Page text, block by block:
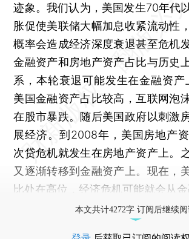
迹象。我们认为，美国发生70年代
胀促使美联储大幅加息收紧流动性
概率会造成经济深度衰退甚至危机
金融资产和房地产资产占比与历史
系，本轮衰退可能发生在金融资产
美国金融资产占比较高，互联网泡
在股市暴跌。随后美国政府以刺激
展经济。到2008年，美国房地产
次贷危机就发生在房地产资产上。
又逐渐转移到金融资产上。现在，
比处在高位，经济危机可能就会从金
本文共计4272字 订阅后继续